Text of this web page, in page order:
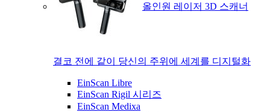
올인원 레이저 3D 스캐너
결코 전에 같이 당신의 주위에 세계를 디지털화
EinScan Libre
EinScan Rigil 시리즈
EinScan Medixa